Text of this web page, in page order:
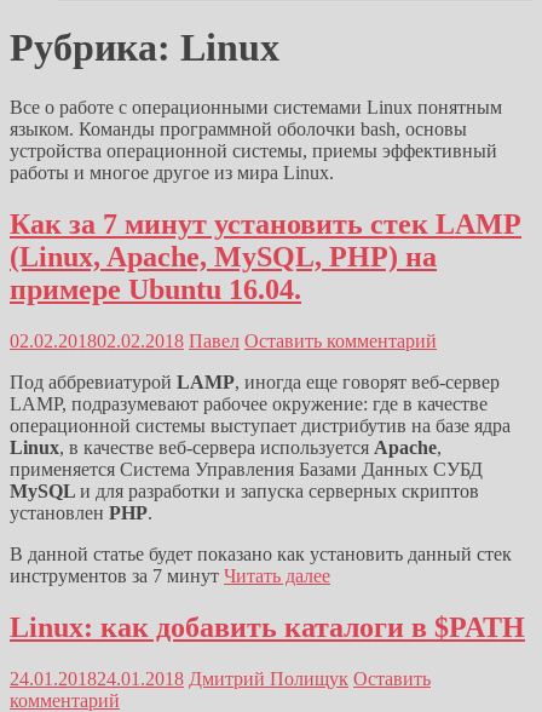
Рубрика: Linux
Все о работе с операционными системами Linux понятным
языком. Команды программной оболочки bash, основы
устройства операционной системы, приемы эффективный
работы и многое другое из мира Linux.
Как за 7 минут установить стек LAMP
(Linux, Apache, MySQL, PHP) на
примере Ubuntu 16.04.
02.02.201802.02.2018 Павел Оставить комментарий
Под аббревиатурой LAMP, иногда еще говорят веб-сервер
LAMP, подразумевают рабочее окружение: где в качестве
операционной системы выступает дистрибутив на базе ядра
Linux, в качестве веб-сервера используется Apache,
применяется Система Управления Базами Данных СУБД
MySQL и для разработки и запуска серверных скриптов
установлен PHP.
В данной статье будет показано как установить данный стек
инструментов за 7 минут Читать далее
Linux: как добавить каталоги в $PATH
24.01.201824.01.2018 Дмитрий Полищук Оставить
комментарий